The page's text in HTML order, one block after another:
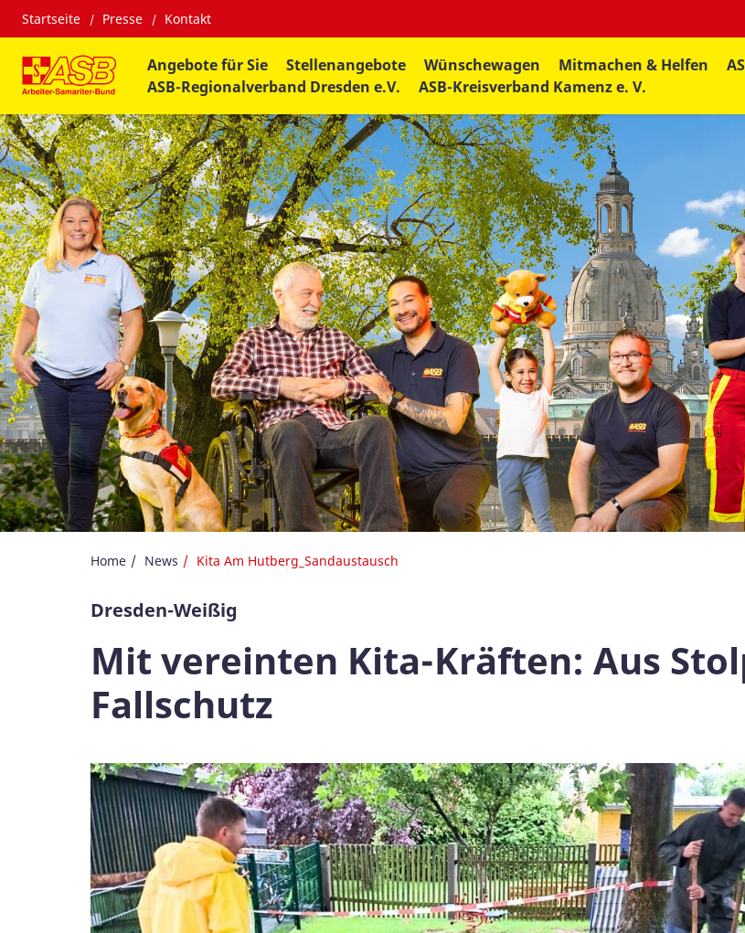
Startseite Presse Kontakt
Angebote für Sie Stellenangebote Wünschewagen Mitmachen & Helfen
ASB-Regionalverband Dresden e.V.
ASB-Kreisverband Kamenz e. V.
Home News Kita Am Hutberg_Sandaustausch
Dresden-Weißig
Mit vereinten Kita-Kräften: Aus
Fallschutz
Galerie